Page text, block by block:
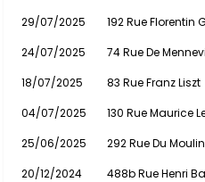
29/07/2025
24/07/2025
18/07/2025
83 Rue Franz Liszt
04/07/2025
25/06/2025
292 Rue Du Moulin
20/12/2024